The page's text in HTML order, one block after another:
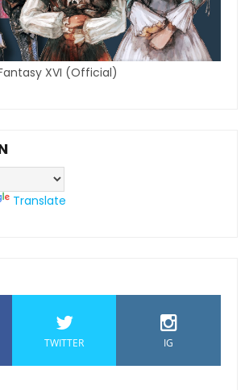
XVI (Official)
Translate
TWITTER IG